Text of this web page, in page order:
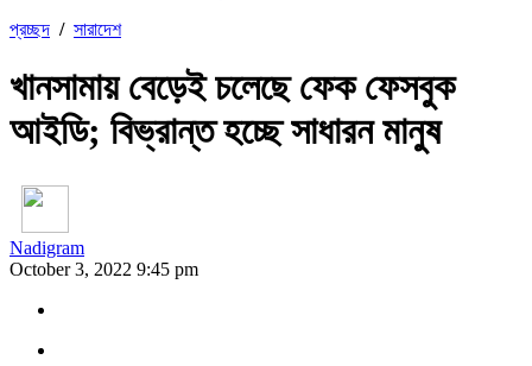
প্রচ্ছদ / সারাদেশ
খানসামায় বেড়েই চলেছে ফেক ফেসবুক
আইডি; বিভ্রান্ত হচ্ছে সাধারন মানুষ
Nadigram
October 3, 2022 9:45 pm